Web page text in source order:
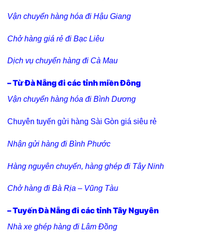
Vận chuyển hàng hóa đi Hậu Giang
Chở hàng giá rẻ đi Bạc Liêu
Dịch vụ chuyển hàng đi Cà Mau
– Từ Đà Nẵng đi các tỉnh miền Đông
Vận chuyển hàng hóa đi Bình Dương
Chuyên tuyến gửi hàng Sài Gòn giá siêu rẻ
Nhận gửi hàng đi Bình Phước
Hàng nguyên chuyến, hàng ghép đi Tây Ninh
Chở hàng đi Bà Rịa – Vũng Tàu
– Tuyến Đà Nẵng đi các tỉnh Tây Nguyên
Nhà xe ghép hàng đi Lâm Đồng